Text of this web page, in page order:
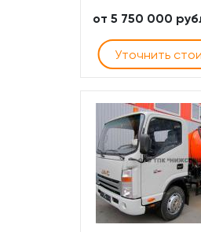
от 5 750 000
Уточнить